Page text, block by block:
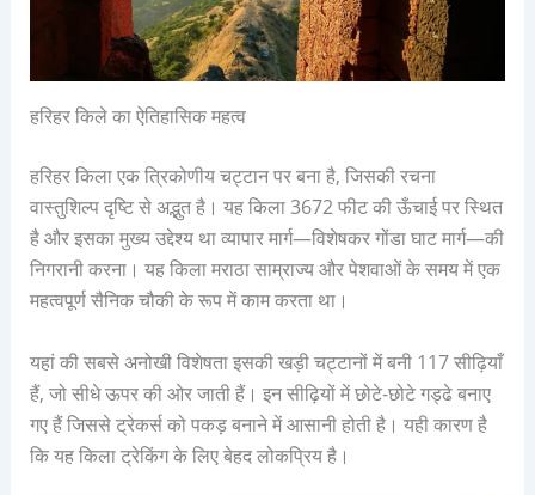
हरिहर किले का ऐतिहासिक महत्व
हरिहर किला एक त्रिकोणीय चट्टान पर बना है, जिसकी रचना
वास्तुशिल्प दृष्टि से अद्भुत है। यह किला 3672 फीट की ऊँचाई पर स्थित
है और इसका मुख्य उद्देश्य था व्यापार मार्ग—विशेषकर गोंडा घाट मार्ग—की
निगरानी करना। यह किला मराठा साम्राज्य और पेशवाओं के समय में एक
महत्वपूर्ण सैनिक चौकी के रूप में काम करता था।
यहां की सबसे अनोखी विशेषता इसकी खड़ी चट्टानों में बनी 117 सीढ़ियाँ
हैं, जो सीधे ऊपर की ओर जाती हैं। इन सीढ़ियों में छोटे-छोटे गड्ढे बनाए
गए हैं जिससे ट्रेकर्स को पकड़ बनाने में आसानी होती है। यही कारण है
कि यह किला ट्रेकिंग के लिए बेहद लोकप्रिय है।